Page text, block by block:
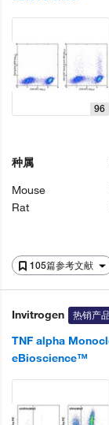
105篇参考文献
96
种属
Mouse
Rat
Invitrogen 热销产
TNF alpha
eBioscience™